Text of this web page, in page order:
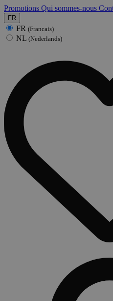
Promotions Qui sommes-nous
FR
FR (Francais)
NL (Nederlands)